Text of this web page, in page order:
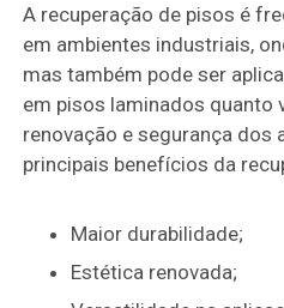
A recuperação de pisos é
em ambientes industriais,
mas também pode ser
em pisos laminados quanto
renovação e segurança dos
principais benefícios da
Maior durabilidade;
Estética renovada;